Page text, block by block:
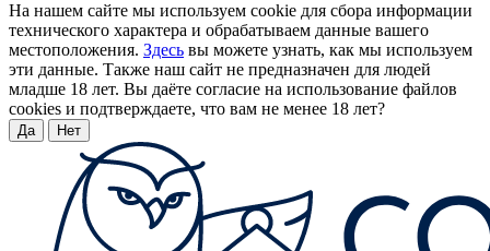
На нашем сайте мы используем cookie для сбора информации
технического характера и обрабатываем данные вашего
местоположения. Здесь вы можете узнать, как мы используем
эти данные. Также наш сайт не предназначен для людей
младше 18 лет. Вы даёте согласие на использование файлов
cookies и подтверждаете, что вам не менее 18 лет?
Да Нет